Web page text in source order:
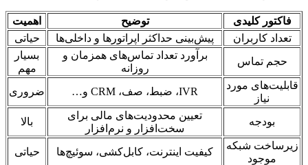
فاکتور کلیدی توضیح
اهمیت
تعداد کاربران
پیش‌بینی حداکثر اپراتورها و داخلی‌ها
حیاتی
حجم تماس
برآورد تعداد تماس‌های همزمان و
روزانه
بسیار
مهم
قابلیت‌های مورد
نیاز
IVR، ضبط، صف، CRM و… ضروری
بودجه
تعیین محدودیت‌های مالی برای
سخت‌افزار و نرم‌افزار
بالا
زیرساخت شبکه
موجود
کیفیت اینترنت، کابل‌کشی، سوئیچ‌ها حیاتی